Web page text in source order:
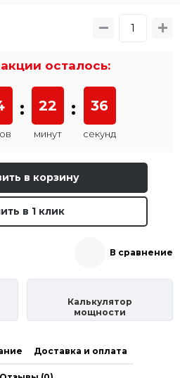
осталось:
: 22
минут
: 36
секунд
в корзину
в 1 клик
В сравнение
Калькулятор
мощности
Доставка и оплата